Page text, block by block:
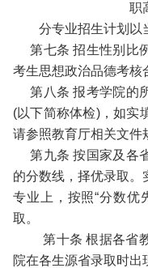
职
分专业招生计划以
第七条 招生性别比
考生思想政治品德考核
第八条 报考学院的
(以下简称体检)，如实
请参照教育厅相关文件
第九条 按国家及各
的分数线，择优录取。
专业上，按照“分数优
取。
第十条 根据各省
院在各生源省录取时